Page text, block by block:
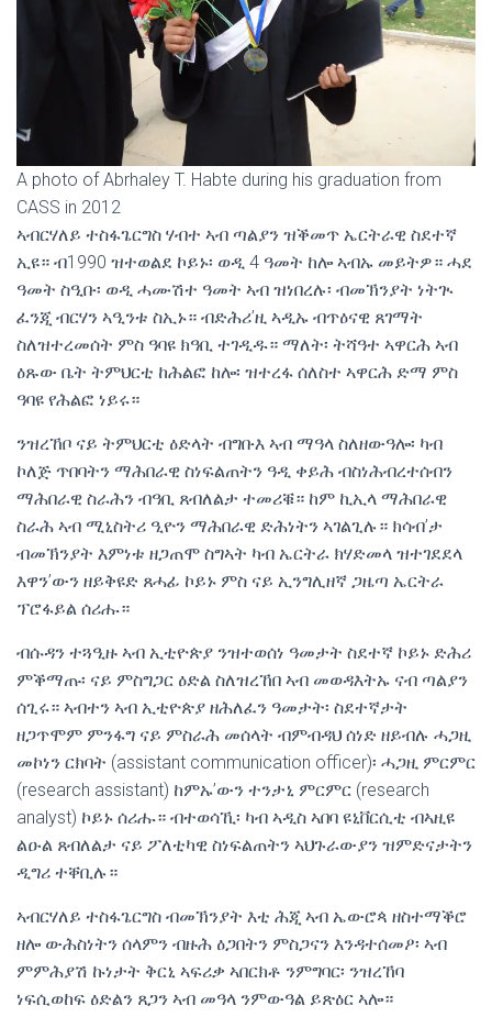
A photo of Abrhaley T. Habte during his graduation from
CASS in 2012
ኣብርሃለይ ተስፋጌርግስ ሃብተ ኣብ ጣልያን ዝቕመጥ ኤርትራዊ ስደተኛ
ኢዩ። ብ1990 ዝተወልደ ኮይኑ፡ ወዲ 4 ዓመት ከሎ ኣብኡ መይትዎ። ሓደ
ዓመት ስዒቡ፡ ወዲ ሓሙሽተ ዓመት ኣብ ዝነበረሉ፡ ብመኽንያት ነትጒ
ፈንጂ ብርሃን ኣዒንቱ ስኢኑ። ብድሕሪ’ዚ ኣዲኡ ብጥዕናዊ ጸገማት
ስለዝተረመሰት ምስ ዓባዩ ክዓቢ ተገዲዱ። ማለት፡ ትሻዓተ ኣዋርሕ ኣብ
ዕጹው ቤት ትምህርቲ ከሕልፎ ከሎ፡ ዝተረፋ ሰለስተ ኣዋርሕ ድማ ምስ
ዓባዩ የሕልፎ ነይሩ።
ንዝረኸቦ ናይ ትምህርቲ ዕድላት ብግቡእ ኣብ ማዓላ ስለዘውዓሎ፡ ካብ
ኮለጅ ጥበባትን ማሕበራዊ ስነፍልጠትን ዓዲ ቀይሕ ብስነሕብረተሰብን
ማሕበራዊ ስራሕን ብዓቢ ጸብለልታ ተመሪቑ። ከም ኪኢላ ማሕበራዊ
ስራሕ ኣብ ሚኒስትሪ ዒዮን ማሕበራዊ ድሕነትን ኣገልጊሉ። ክሳብ’ታ
ብመኽንያት እምነቱ ዘጋጠሞ ስግኣት ካብ ኤርትራ ክሃድመላ ዝተገደደላ
እዋን’ውን ዘይቅዩድ ጸሓፊ ኮይኑ ምስ ናይ ኢንግሊዘኛ ጋዜጣ ኤርትራ
ፕሮፋይል ሰሪሑ።
ብሱዳን ተጓዒዙ ኣብ ኢቲዮጵያ ንዝተወሰነ ዓመታት ስደተኛ ኮይኑ ድሕሪ
ምቕማጡ፡ ናይ ምስግጋር ዕድል ስለዝረኸበ ኣብ መወዳእትኡ ናብ ጣልያን
ሰጊሩ። ኣብተን ኣብ ኢቲዮጵያ ዘሕለፈን ዓመታት፡ ስደተኛታት
ዘጋጥሞም ምንፋግ ናይ ምስራሕ መሰላት ብምብዳህ ሰነድ ዘይብሉ ሓጋዚ
መኮነን ርክባት (assistant communication officer)፡ ሓጋዚ ምርምር
(research assistant) ከምኡ’ውን ተንታኒ ምርምር (research
analyst) ኮይኑ ሰሪሑ። ብተወሳኺ፡ ካብ ኣዲስ ኣበባ ዩኒቨርሲቲ ብኣዚዩ
ልዑል ጸብለልታ ናይ ፖለቲካዊ ስነፍልጠትን ኣህጉራውያን ዝምድናታትን
ዲግሪ ተቐቢሉ።
ኣብርሃለይ ተስፋጌርግስ ብመኽንያት እቲ ሕጂ ኣብ ኤውሮጳ ዘስተማቕሮ
ዘሎ ውሕስነትን ሰላምን ብዙሕ ዕጋበትን ምስጋናን እንዳተሰመዖ፡ ኣብ
ምምሕያሽ ኩነታት ቅርኒ ኣፍሪቃ ኣበርክቶ ንምግባር፡ ንዝረኸባ
ነፍሲወከፍ ዕድልን ጸጋን ኣብ መዓላ ንምውዓል ይጽዕር ኣሎ።